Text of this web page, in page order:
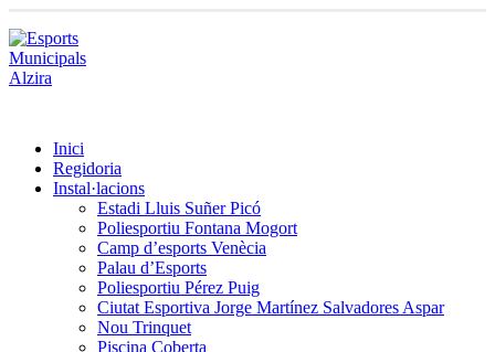
Inici
Regidoria
Instal·lacions
Estadi Lluis Suñer Picó
Poliesportiu Fontana Mogort
Camp d’esports Venècia
Palau d’Esports
Poliesportiu Pérez Puig
Ciutat Esportiva Jorge Martínez Salvadores Aspar
Nou Trinquet
Piscina Coberta